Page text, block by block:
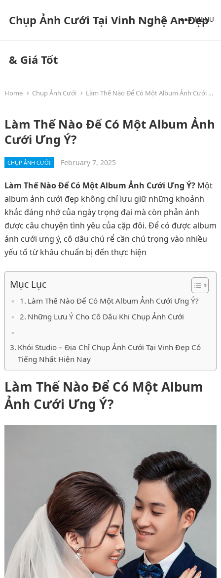
Chụp Ảnh Cưới Tại Vinh Nghệ An Đẹp
& Giá Tốt
MENU
Home Chụp Ảnh Cưới Làm Thế Nào Để Có Một Album Ảnh Cưới Ưng Ý?
Làm Thế Nào Để Có Một Album Ảnh
Cưới Ưng Ý?
CHỤP ẢNH CƯỚI February 7, 2025
Làm Thế Nào Để Có Một Album Ảnh Cưới Ưng Ý?Một
album ảnh cưới đẹp không chỉ lưu giữ những khoảnh
khắc đáng nhớ của ngày trọng đại mà còn phản ánh
được câu chuyện tình yêu của cặp đôi. Để có được album
ảnh cưới ưng ý, cô dâu chú rể cần chú trọng vào nhiều
yếu tố từ khâu chuẩn bị đến thực hiện
Mục Lục
Làm Thế Nào Để Có Một Album Ảnh Cưới Ưng Ý?
Những Lưu Ý Cho Cô Dâu Khi Chụp Ảnh Cưới
Khói Studio – Địa Chỉ Chụp Ảnh Cưới Tại Vinh Đẹp Có
Tiếng Nhất Hiện Nay
Làm Thế Nào Để Có Một Album
Ảnh Cưới Ưng Ý?